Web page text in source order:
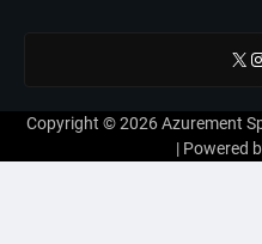
X
Copyright © 2026Azurement
| Powered